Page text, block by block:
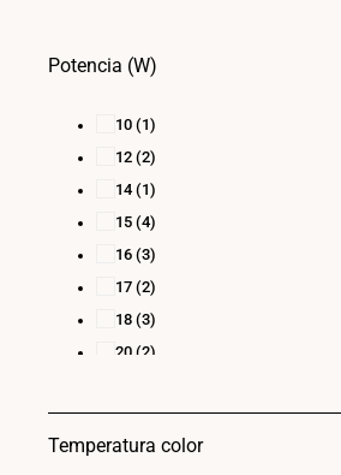
Potencia (W)
10 (1)
12 (2)
14 (1)
15 (4)
16 (3)
17 (2)
18 (3)
20 (2)
23 (2)
24 (11)
Temperatura color